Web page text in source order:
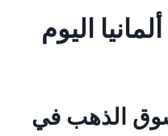
اليوم
الذهب في